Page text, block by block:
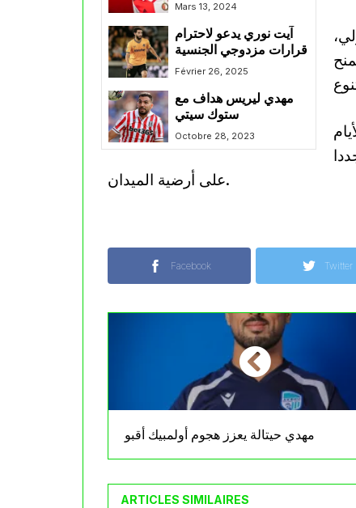
Mars 13, 2024
آيت نوري يدعو لاحترام
قرارات مزدوجي الجنسية
Février 26, 2025
مهدي ليريس هداف مع
ستوك سيتي
Octobre 28, 2023
على أرضية الميدان.
Facebook Twitter
مهدي حيتالة يعزز هجوم أولمبيك أقبو
ARTICLES SIMILAIRES